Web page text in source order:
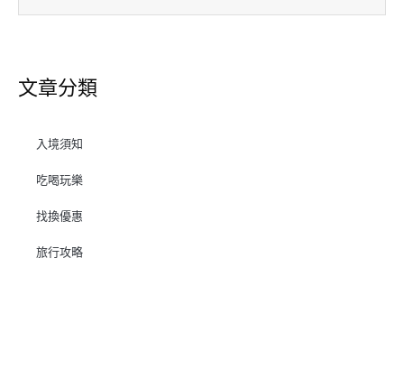
文章分類
入境須知
吃喝玩樂
找換優惠
旅行攻略